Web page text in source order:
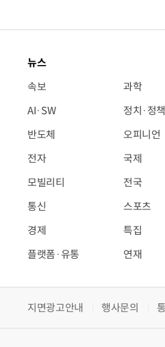
뉴스
속보
AI·SW
반도체
전자
모빌리티
통신
경제
플랫폼·유통
과학
정치·정책
오피니언
국제
전국
스포츠
특집
연재
지면광고안내 행사문의